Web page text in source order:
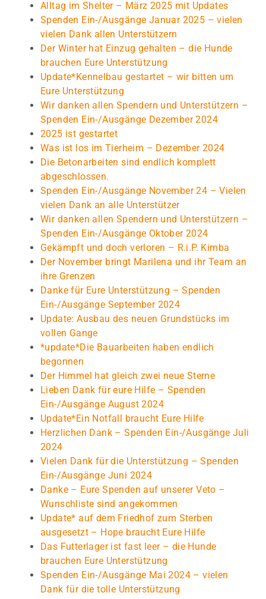
Alltag im Shelter – März 2025 mit Updates
Spenden Ein-/Ausgänge Januar 2025 – vielen
vielen Dank allen Unterstützern
Der Winter hat Einzug gehalten – die Hunde
brauchen Eure Unterstützung
Update*Kennelbau gestartet – wir bitten um
Eure Unterstützung
Wir danken allen Spendern und Unterstützern –
Spenden Ein-/Ausgänge Dezember 2024
2025 ist gestartet
Was ist los im Tierheim – Dezember 2024
Die Betonarbeiten sind endlich komplett
abgeschlossen.
Spenden Ein-/Ausgänge November 24 – Vielen
vielen Dank an alle Unterstützer
Wir danken allen Spendern und Unterstützern –
Spenden Ein-/Ausgänge Oktober 2024
Gekämpft und doch verloren – R.i.P. Kimba
Der November bringt Marilena und ihr Team an
ihre Grenzen
Danke für Eure Unterstützung – Spenden
Ein-/Ausgänge September 2024
Update: Ausbau des neuen Grundstücks im
vollen Gange
*update*Die Bauarbeiten haben endlich
begonnen
Der Himmel hat gleich zwei neue Sterne
Lieben Dank für eure Hilfe – Spenden
Ein-/Ausgänge August 2024
Update*Ein Notfall braucht Eure Hilfe
Herzlichen Dank – Spenden Ein-/Ausgänge Juli
2024
Vielen Dank für die Unterstützung – Spenden
Ein-/Ausgänge Juni 2024
Danke – Eure Spenden auf unserer Veto –
Wunschliste sind angekommen
Update* auf dem Friedhof zum Sterben
ausgesetzt – Hope braucht Eure Hilfe
Das Futterlager ist fast leer – die Hunde
brauchen Eure Unterstützung
Spenden Ein-/Ausgänge Mai 2024 – vielen
Dank für die tolle Unterstützung